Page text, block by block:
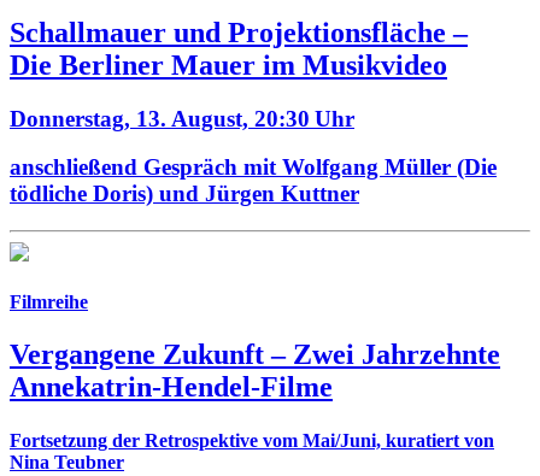
Schallmauer und Projektionsfläche –
Die Berliner Mauer im Musikvideo
Donnerstag, 13. August, 20:30 Uhr
anschließend Gespräch mit Wolfgang Müller (Die
tödliche Doris) und Jürgen Kuttner
Filmreihe
Vergangene Zukunft – Zwei Jahrzehnte
Annekatrin-Hendel-Filme
Fortsetzung der Retrospektive vom Mai/Juni, kuratiert von
Nina Teubner